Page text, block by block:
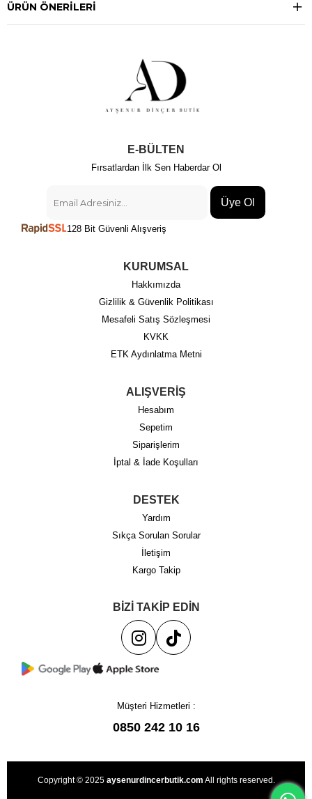
ÜRÜN ÖNERILERI
E-BÜLTEN
Fırsatlardan İlk Sen Haberdar Ol
Üye Ol
128 Bit Güvenli Alışveriş
KURUMSAL
Hakkımızda
Gizlilik & Güvenlik Politikası
Mesafeli Satış Sözleşmesi
KVKK
ETK Aydınlatma Metni
ALIŞVERİŞ
Hesabım
Sepetim
Siparişlerim
İptal & İade Koşulları
DESTEK
Yardım
Sıkça Sorulan Sorular
İletişim
Kargo Takip
BİZİ TAKİP EDİN
Müşteri Hizmetleri :
0850 242 10 16
Copyright © 2025 aysenurdincerbutik.com All rights reserved.